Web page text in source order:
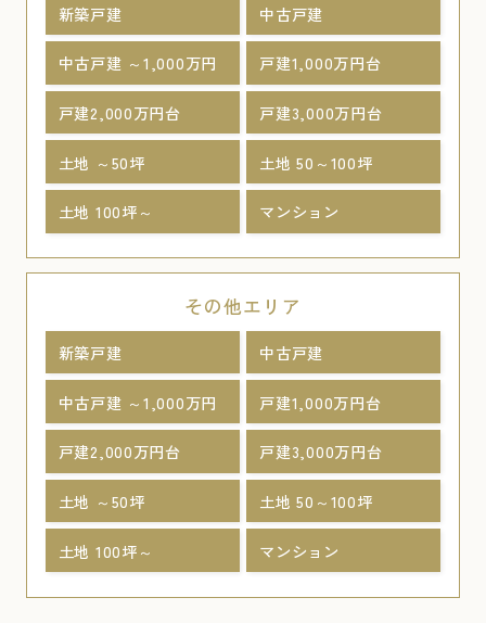
新築戸建 中古戸建
中古戸建 ～1,000万円 戸建1,000万円台
戸建2,000万円台 戸建3,000万円台
土地 ～50坪 土地 50～100坪
土地 100坪～ マンション
その他エリア
新築戸建 中古戸建
中古戸建 ～1,000万円 戸建1,000万円台
戸建2,000万円台 戸建3,000万円台
土地 ～50坪 土地 50～100坪
土地 100坪～ マンション